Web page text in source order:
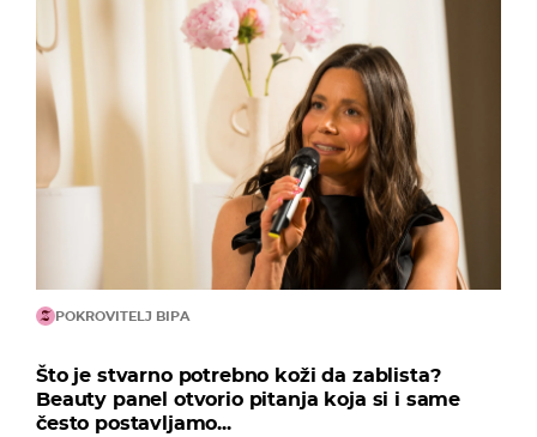
POKROVITELJ BIPA
Što je stvarno potrebno koži da zablista?
Beauty panel otvorio pitanja koja si i same
često postavljamo...